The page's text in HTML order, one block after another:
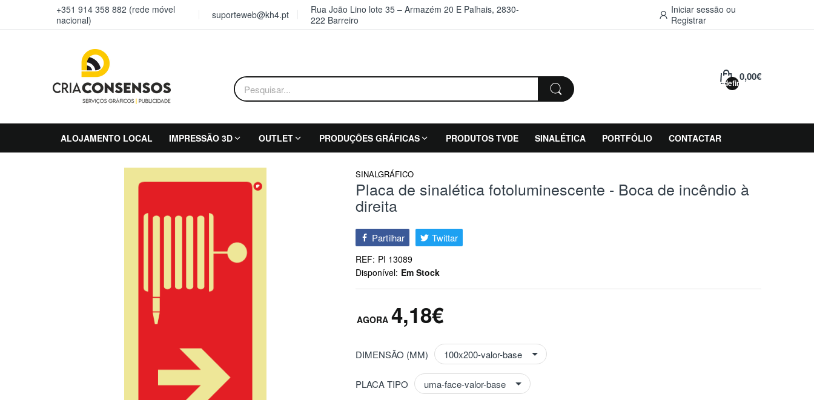
+351 914 358 882 (rede móvel
nacional)
suporteweb@kh4.pt
Rua João Lino lote 35 – Armazém 20 E Palhais, 2830-
222 Barreiro
Iniciar sessãoou
Registrar
undefined0,00€
ALOJAMENTO LOCAL IMPRESSÃO 3D OUTLET PRODUÇÕES GRÁFICAS PRODUTOS TVDE SINALÉTICA PORTFÓLIO CONTACTAR
SINALGRÁFICO
Placa de sinalética fotoluminescente - Boca de incêndio à
direita
Partilhar Twittar
REF: PI 13089
Disponível: Em Stock
4,18€
DIMENSÃO (MM)
PLACA TIPO